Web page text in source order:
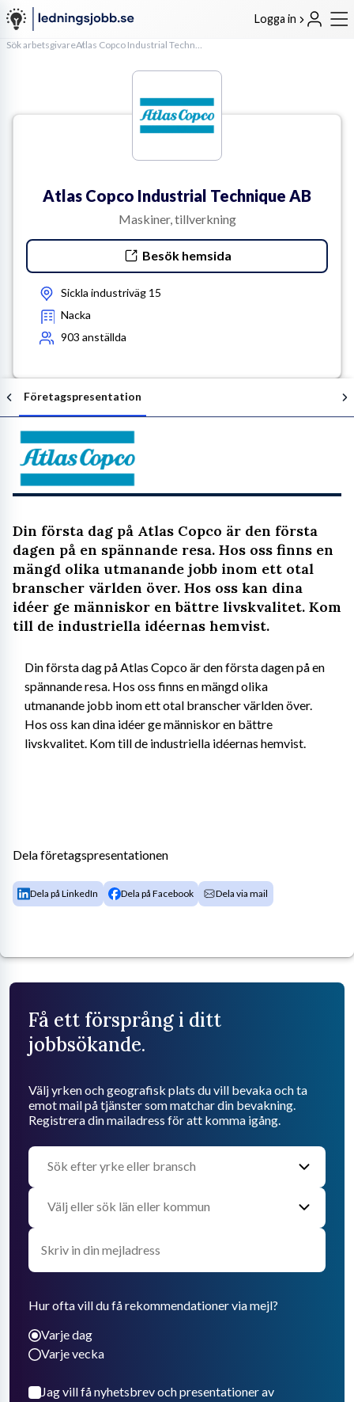
Logga in
Sök arbetsgivare Atlas Copco Industrial Technique AB
Atlas Copco Industrial Technique AB
Maskiner, tillverkning
Besök hemsida
Sickla industriväg 15
Nacka
903 anställda
Företagspresentation
Din första dag på Atlas Copco är den första
dagen på en spännande resa. Hos oss finns en
mängd olika utmanande jobb inom ett otal
branscher världen över. Hos oss kan dina
idéer ge människor en bättre livskvalitet. Kom
till de industriella idéernas hemvist.
Din första dag på Atlas Copco är den första dagen på en
spännande resa. Hos oss finns en mängd olika
utmanande jobb inom ett otal branscher världen över.
Hos oss kan dina idéer ge människor en bättre
livskvalitet. Kom till de industriella idéernas hemvist.
Dela företagspresentationen
Dela på LinkedIn Dela på Facebook Dela via mail
Få ett försprång i ditt
jobbsökande.
Välj yrken och geografisk plats du vill bevaka och ta
emot mail på tjänster som matchar din bevakning.
Registrera din mailadress för att komma igång.
Hur ofta vill du få rekommendationer via mejl?
Varje dag
Varje vecka
Jag vill få nyhetsbrev och presentationer av